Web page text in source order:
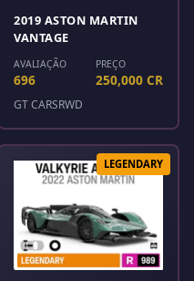
2019 ASTON MARTIN
VANTAGE
AVALIAÇÃO
696
PREÇO
250,000 CR
GT CARSRWD
LEGENDARY